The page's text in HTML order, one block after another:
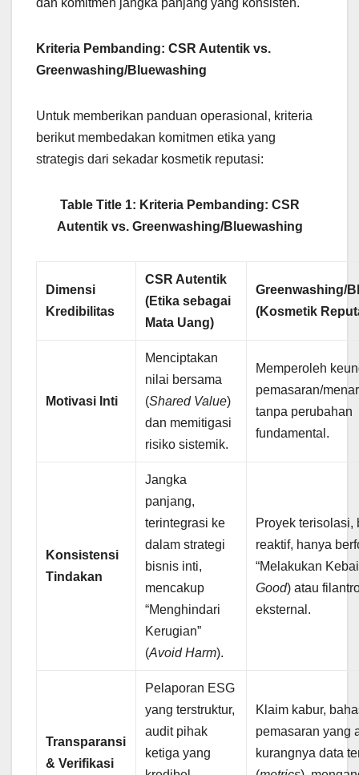
dan komitmen jangka panjang yang konsisten.
Kriteria Pembanding: CSR Autentik vs.
Greenwashing/Bluewashing
Untuk memberikan panduan operasional, kriteria
berikut membedakan komitmen etika yang
strategis dari sekadar kosmetik reputasi:
Table Title 1: Kriteria Pembanding: CSR
Autentik vs. Greenwashing/Bluewashing
Dimensi
Kredibilitas
CSR Autentik
(Etika sebagai
Mata Uang)
Greenwashing/
(Kosmetik
Motivasi Inti
Menciptakan
nilai bersama
(Shared Value)
dan memitigasi
risiko sistemik.
Memperoleh
pemasaran/
tanpa perubahan
fundamental.
Konsistensi
Tindakan
Jangka
panjang,
terintegrasi ke
dalam strategi
bisnis inti,
mencakup
“Menghindari
Kerugian”
(Avoid Harm).
Proyek terisolasi,
reaktif, hanya
“Melakukan
Good) atau
eksternal.
Transparansi
& Verifikasi
Pelaporan ESG
yang terstruktur,
audit pihak
ketiga yang
Klaim kabur,
pemasaran yang
kurangnya data